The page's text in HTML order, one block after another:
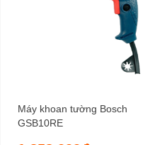
Máy khoan tường Bosch
GSB10RE